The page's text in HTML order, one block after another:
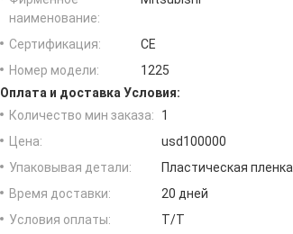
наименование:
Сертификация:
CE
Номер модели:
1225
Оплата и доставка Условия:
Количество мин заказа:
1
Цена:
usd100000
Упаковывая детали:
Пластическая пленка
Время доставки:
20 дней
Условия оплаты:
Т/Т